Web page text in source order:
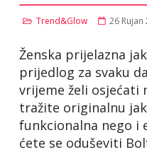
Trend&Glow 26 Rujan
Ženska prijelazna
prijedlog za svaku
vrijeme želi osjećati
tražite originalnu
funkcionalna nego i
ćete se oduševiti